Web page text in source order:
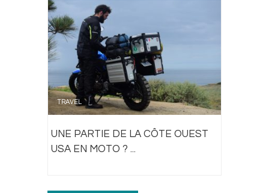
TRAVEL
UNE PARTIE DE LA CÔTE OUEST
USA EN MOTO ? ...